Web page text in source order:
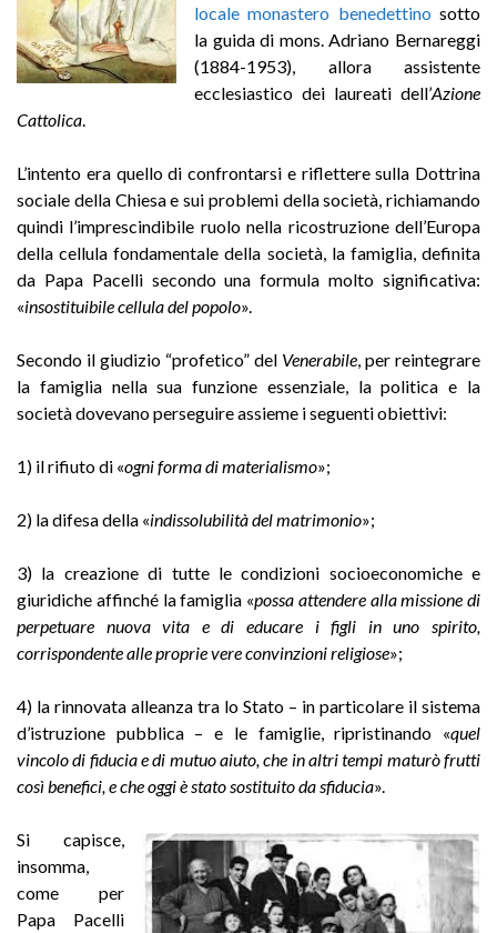
locale monastero benedettino sotto
la guida di mons. Adriano Bernareggi
(1884-1953), allora assistente
ecclesiastico dei laureati dell’Azione
Cattolica
L’intento era quello di confrontarsi e riflettere sulla Dottrina
sociale della Chiesa e sui problemi della società, richiamando
quindi l’imprescindibile ruolo nella ricostruzione dell’Europa
della cellula fondamentale della società, la famiglia, definita
da Papa Pacelli secondo una formula molto significativa:
«insostituibile cellula del popolo».
Secondo il giudizio “profetico” del Venerabile , per reintegrare
la famiglia nella sua funzione essenziale, la politica e la
società dovevano perseguire assieme i seguenti obiettivi:
1) il rifiuto di «ogni forma di materialismo»;
2) la difesa della «indissolubilità del matrimonio»;
3) la creazione di tutte le condizioni socioeconomiche e
giuridiche affinché la famiglia «possa attendere alla missione di
perpetuare nuova vita e di educare i figli in uno spirito,
corrispondente alle proprie vere convinzioni religiose»;
4) la rinnovata alleanza tra lo Stato – in particolare il sistema
d’istruzione pubblica – e le famiglie, ripristinando «quel
vincolo di fiducia e di mutuo aiuto, che in altri tempi maturò frutti
così benefici, e che oggi è stato sostituito da sfiducia».
Si capisce,
insomma,
come per
Papa Pacelli